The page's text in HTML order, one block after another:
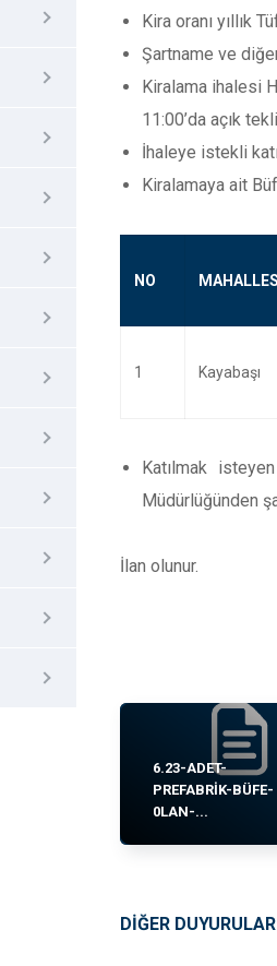
Kira oranı yıllık
Şartname ve
Kiralama ihalesi
11:00’da açık
İhaleye istekli
Kiralamaya ait
NO
1 Kayabaşı
Katılmak
Müdürlüğünden
İlan olunur.
6.23-ADET-
PREFABRIK-BÜFE-
0LAN-...
DİĞER DUYURULAR